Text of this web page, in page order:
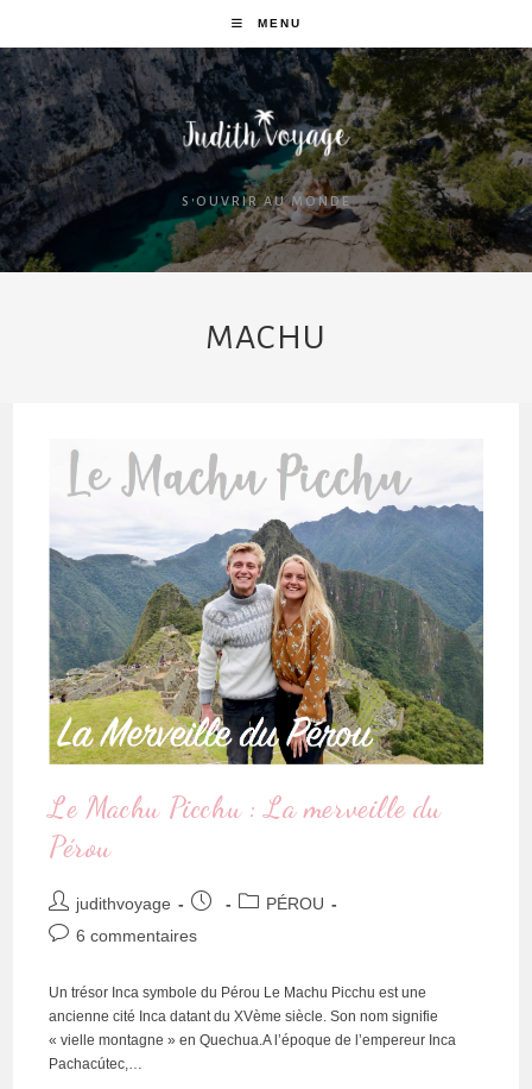
MENU
S'OUVRIR AU MONDE
MACHU
Le Machu Picchu : La merveille du
Pérou
judithvoyage
PÉROU
6 commentaires
Un trésor Inca symbole du Pérou Le Machu Picchu est une
ancienne cité Inca datant du XVème siècle. Son nom signifie
« vielle montagne » en Quechua.A l’époque de l’empereur Inca
Pachacútec,…